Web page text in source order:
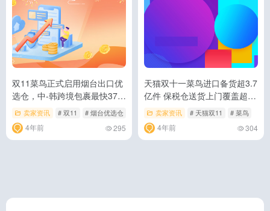
双11菜鸟正式启用烟台出口优
选仓，中-韩跨境包裹最快37小
时送达
卖家资讯 # 双11 # 烟台优选仓 # 物流服务
4年前 295
天猫双十一菜鸟进口备货超3.7
亿件 保税仓送货上门覆盖超过
250城
卖家资讯 # 天猫双11 # 菜鸟
4年前 304